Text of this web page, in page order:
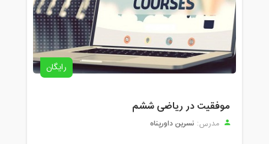
رایگان
موفقیت در ریاضی ششم
مدرس: نسرین داورپناه